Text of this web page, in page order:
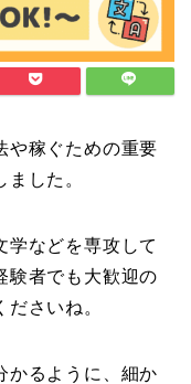
や稼ぐための重要
した。
学などを専攻して
験者でも大歓迎の
さいね。
かるように、細か